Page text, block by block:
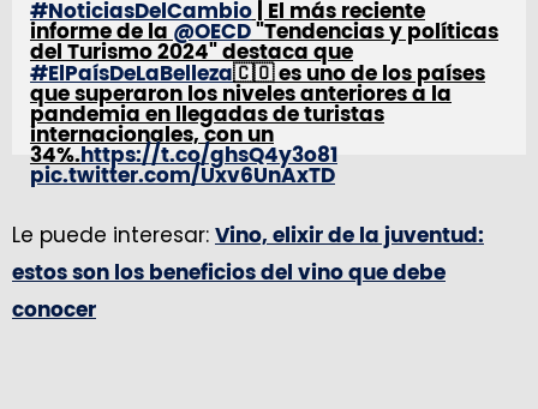
#NoticiasDelCambio | El más reciente
informe de la @OECD "Tendencias y políticas
del Turismo 2024" destaca que
#ElPaísDeLaBelleza🇨🇴 es uno de los países
que superaron los niveles anteriores a la
pandemia en llegadas de turistas
internacionales, con un
34%. https://t.co/ghsQ4y3o81
pic.twitter.com/Uxv6UnAxTD
— MinComercio Colombia
(@MincomercioCo)July 8, 2024
Le puede interesar: Vino, elixir de la juventud:
estos son los beneficios del vino que debe
conocer